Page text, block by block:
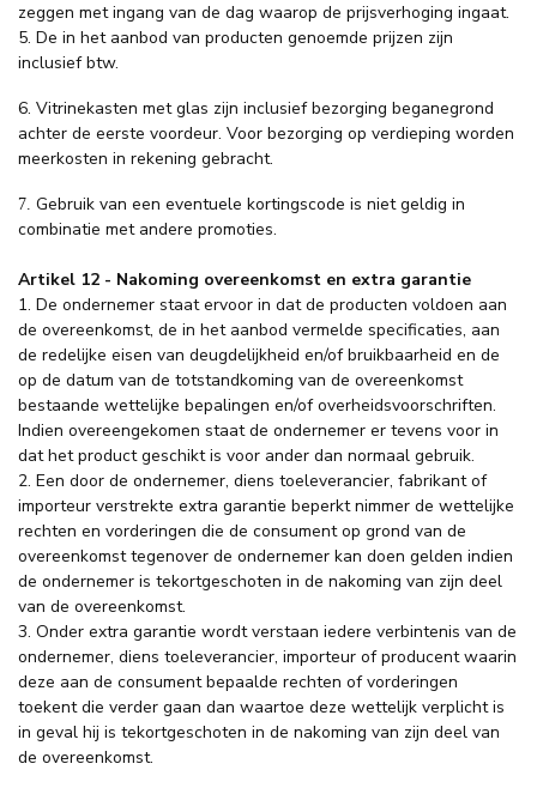
zeggen met ingang van de dag waarop de prijsverhoging ingaat.
5. De in het aanbod van producten genoemde prijzen zijn
inclusief btw.
6. Vitrinekasten met glas zijn inclusief bezorging beganegrond
achter de eerste voordeur. Voor bezorging op verdieping worden
meerkosten in rekening gebracht.
7. Gebruik van een eventuele kortingscode is niet geldig in
combinatie met andere promoties.
Artikel 12 - Nakoming overeenkomst en extra garantie
1. De ondernemer staat ervoor in dat de producten voldoen aan
de overeenkomst, de in het aanbod vermelde specificaties, aan
de redelijke eisen van deugdelijkheid en/of bruikbaarheid en de
op de datum van de totstandkoming van de overeenkomst
bestaande wettelijke bepalingen en/of overheidsvoorschriften.
Indien overeengekomen staat de ondernemer er tevens voor in
dat het product geschikt is voor ander dan normaal gebruik.
2. Een door de ondernemer, diens toeleverancier, fabrikant of
importeur verstrekte extra garantie beperkt nimmer de wettelijke
rechten en vorderingen die de consument op grond van de
overeenkomst tegenover de ondernemer kan doen gelden indien
de ondernemer is tekortgeschoten in de nakoming van zijn deel
van de overeenkomst.
3. Onder extra garantie wordt verstaan iedere verbintenis van de
ondernemer, diens toeleverancier, importeur of producent waarin
deze aan de consument bepaalde rechten of vorderingen
toekent die verder gaan dan waartoe deze wettelijk verplicht is
in geval hij is tekortgeschoten in de nakoming van zijn deel van
de overeenkomst.